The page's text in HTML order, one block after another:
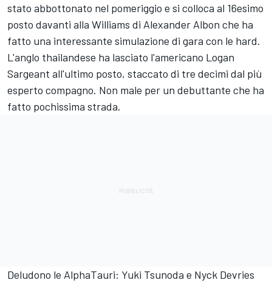
stato abbottonato nel pomeriggio e si colloca al 16esimo
posto davanti alla Williams di Alexander Albon che ha
fatto una interessante simulazione di gara con le hard.
L'anglo thailandese ha lasciato l'americano Logan
Sargeant all'ultimo posto, staccato di tre decimi dal più
esperto compagno. Non male per un debuttante che ha
fatto pochissima strada.
Deludono le AlphaTauri: Yuki Tsunoda e Nyck Devries